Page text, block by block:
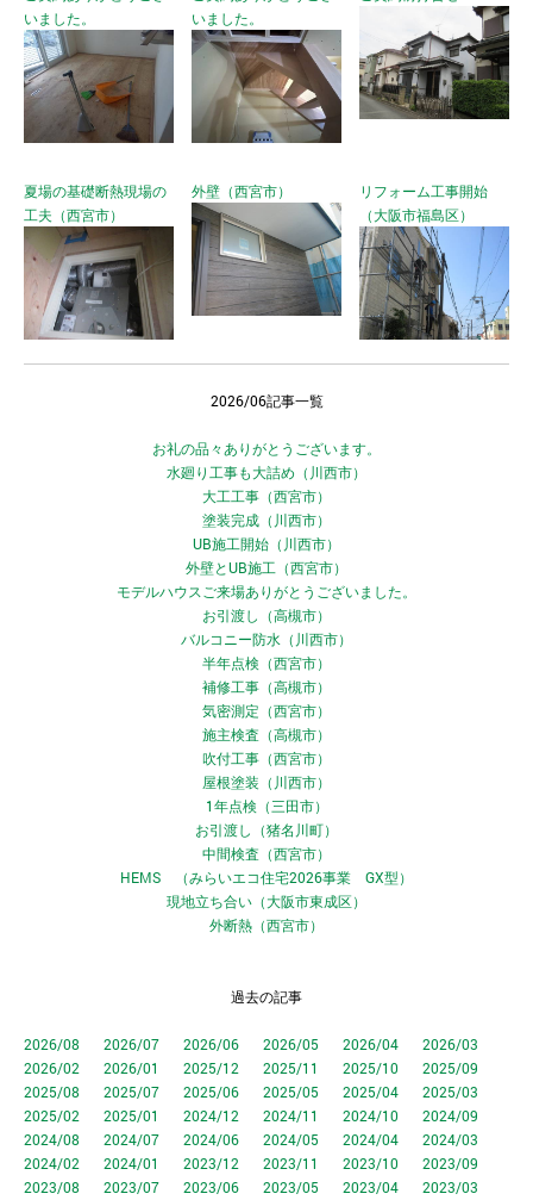
いました。
いました。
夏場の基礎断熱現場の
工夫（西宮市）
外壁（西宮市）
リフォーム工事開始
（大阪市福島区）
2026/06記事一覧
お礼の品々ありがとうございます。
水廻り工事も大詰め（川西市）
大工工事（西宮市）
塗装完成（川西市）
UB施工開始（川西市）
外壁とUB施工（西宮市）
モデルハウスご来場ありがとうございました。
お引渡し（高槻市）
バルコニー防水（川西市）
半年点検（西宮市）
補修工事（高槻市）
気密測定（西宮市）
施主検査（高槻市）
吹付工事（西宮市）
屋根塗装（川西市）
1年点検（三田市）
お引渡し（猪名川町）
中間検査（西宮市）
HEMS （みらいエコ住宅2026事業 GX型）
現地立ち合い（大阪市東成区）
外断熱（西宮市）
過去の記事
2026/08 2026/07 2026/06 2026/05 2026/04
2026/03
2026/02
2026/01 2025/12 2025/11 2025/10
2025/09
2025/08
2025/07 2025/06 2025/05 2025/04
2025/03
2025/02
2025/01 2024/12 2024/11 2024/10
2024/09
2024/08
2024/07 2024/06 2024/05 2024/04
2024/03
2024/02
2024/01 2023/12 2023/11 2023/10
2023/09
2023/08
2023/07 2023/06 2023/05 2023/04
2023/03